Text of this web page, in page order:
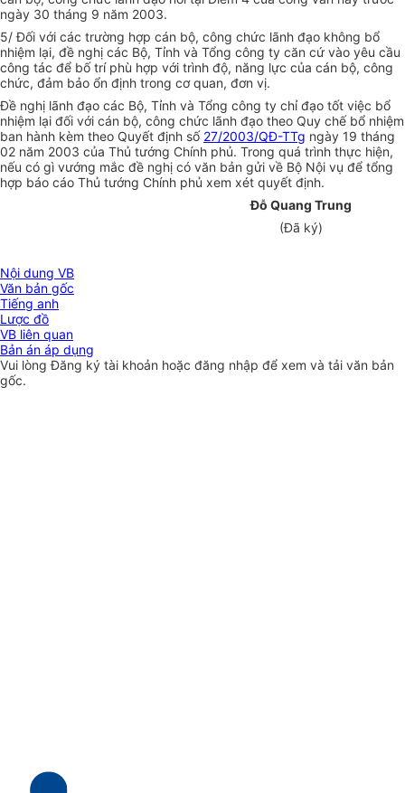
ngày 30 tháng 9 năm 2003.
5/ Đối với các trường hợp cán bộ, công chức lãnh đạo không bổ
nhiệm lại, đề nghị các Bộ, Tỉnh và Tổng công ty căn cứ vào yêu cầu
công tác để bố trí phù hợp với trình độ, năng lực của cán bộ, công
chức, đảm bảo ổn định trong cơ quan, đơn vị.
Đề nghị lãnh đạo các Bộ, Tỉnh và Tổng công ty chỉ đạo tốt việc bổ
nhiệm lại đối với cán bộ, công chức lãnh đạo theo Quy chế bổ nhiệm
ban hành kèm theo Quyết định số 27/2003/QĐ-TTg ngày 19 tháng
02 năm 2003 của Thủ tướng Chính phủ. Trong quá trình thực hiện,
nếu có gì vướng mắc đề nghị có văn bản gửi về Bộ Nội vụ để tổng
hợp báo cáo Thủ tướng Chính phủ xem xét quyết định.
Đỗ Quang Trung
(Đã ký)
Nội dung VB
Văn bản gốc
Tiếng anh
Lược đồ
VB liên quan
Bản án áp dụng
Vui lòngĐăng ký tài khoản hoặc đăng nhập để xem và tải văn bản
gốc.